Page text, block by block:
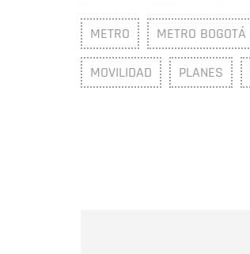
METRO METRO BOGOTÁ
MOVILIDAD PLANES